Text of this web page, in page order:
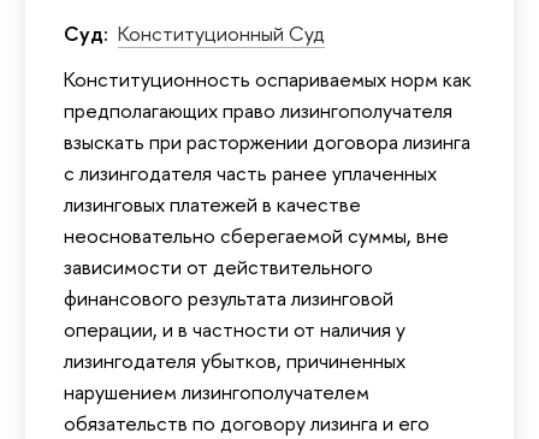
Суд: Конституционный Суд
Конституционность оспариваемых норм как
предполагающих право лизингополучателя
взыскать при расторжении договора лизинга
с лизингодателя часть ранее уплаченных
лизинговых платежей в качестве
неосновательно сберегаемой суммы, вне
зависимости от действительного
финансового результата лизинговой
операции, и в частности от наличия у
лизингодателя убытков, причиненных
нарушением лизингополучателем
обязательств по договору лизинга и его